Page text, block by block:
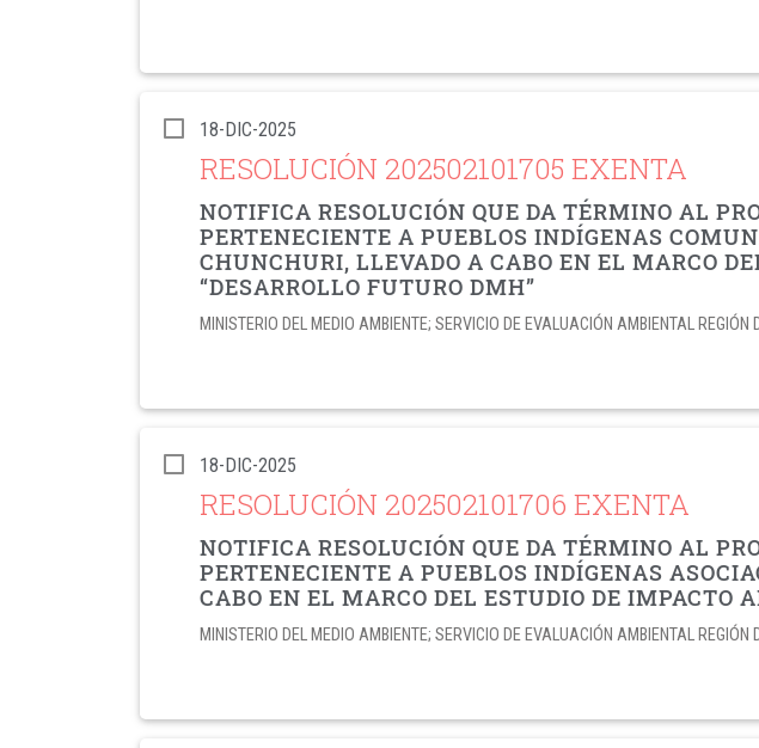
18-DIC-2025
RESOLUCIÓN 202502101705 EXENTA
NOTIFICA RESOLUCIÓN QUE DA TÉRMINO AL
PERTENECIENTE A PUEBLOS INDÍGENAS
CHUNCHURI, LLEVADO A CABO EN EL MARCO
“DESARROLLO FUTURO DMH”
MINISTERIO DEL MEDIO AMBIENTE; SERVICIO DE EVALUACIÓN AMBIENTAL
18-DIC-2025
RESOLUCIÓN 202502101706 EXENTA
NOTIFICA RESOLUCIÓN QUE DA TÉRMINO AL
PERTENECIENTE A PUEBLOS INDÍGENAS
CABO EN EL MARCO DEL ESTUDIO DE IMPACTO
MINISTERIO DEL MEDIO AMBIENTE; SERVICIO DE EVALUACIÓN AMBIENTAL